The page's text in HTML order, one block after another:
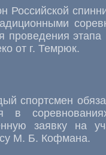
Российской
проведения
от г. Темрюк.
спортсмен
в
заявку на
М. Б. Кофмана.